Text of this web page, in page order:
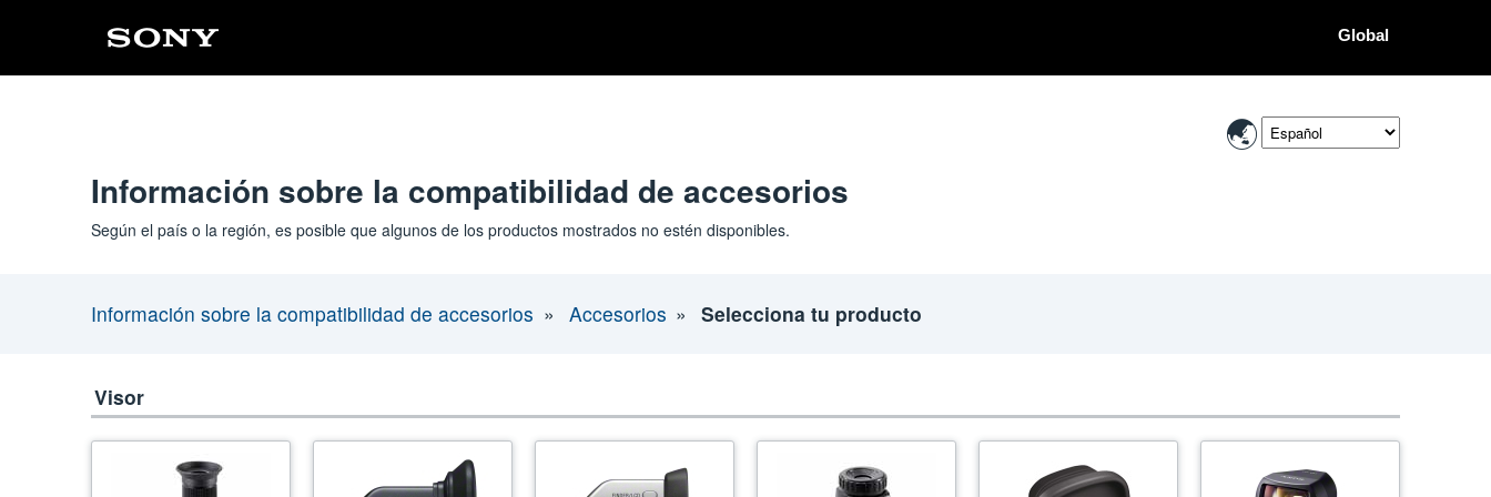
Global
Información sobre la compatibilidad de accesorios
Según el país o la región, es posible que algunos de los productos mostrados no estén disponibles.
Información sobre la compatibilidad de accesorios Accesorios Selecciona tu producto
Visor